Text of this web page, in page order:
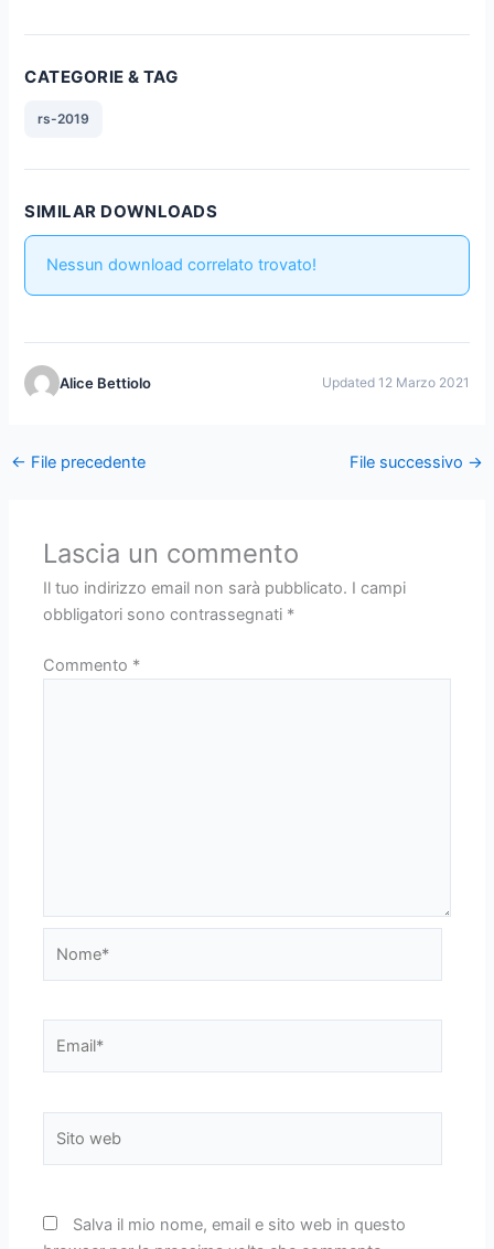
CATEGORIE & TAG
rs-2019
SIMILAR DOWNLOADS
Nessun download correlato trovato!
Alice Bettiolo Updated 12 Marzo 2021
← File precedente File successivo →
Lascia un commento
Il tuo indirizzo email non sarà pubblicato. I campi
obbligatori sono contrassegnati *
Commento *
web
Salva il mio nome, email e sito web in questo